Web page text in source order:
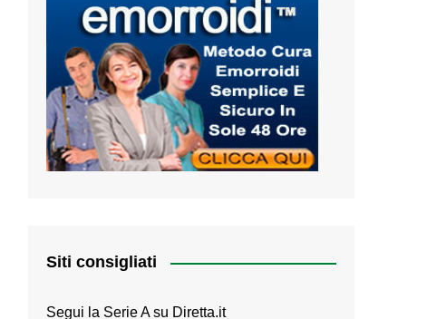
Siti consigliati
Segui la Serie A su Diretta.it